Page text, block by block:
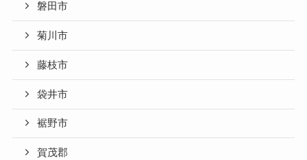
磐田市
菊川市
藤枝市
袋井市
裾野市
賀茂郡